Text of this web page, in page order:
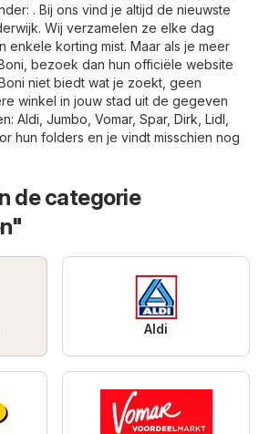
. Bij ons vind je altijd de nieuwste
Wij verzamelen ze elke dag
enkele korting mist. Maar als je meer
bezoek dan hun officiële website
niet biedt wat je zoekt, geen
winkel in jouw stad uit de gegeven
: Aldi Jumbo Vomar, Spar, Dirk Lidl
hun folders en je vindt misschien nog
de categorie
Aldi